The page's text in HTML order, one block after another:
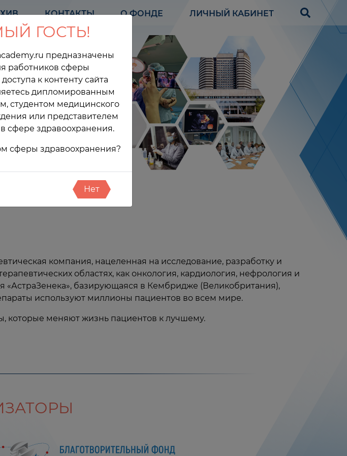
ГОСТЬ!
предназначены
работников сферы
к контенту сайта
дипломированным
студентом медицинского
или представителем
сфере здравоохранения.
сферы здравоохранения?
Нет
КОНТАКТЫ О ФОНДЕ ЛИЧНЫЙ КАБИНЕТ
компания, нацеленная на исследование, разработку и
областях, как онкология, кардиология, нефрология и
базирующаяся в Кембридже (Великобритания),
используют миллионы пациентов во всем мире.
которые меняют жизнь пациентов к лучшему.